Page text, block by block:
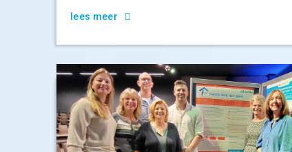
lees meer